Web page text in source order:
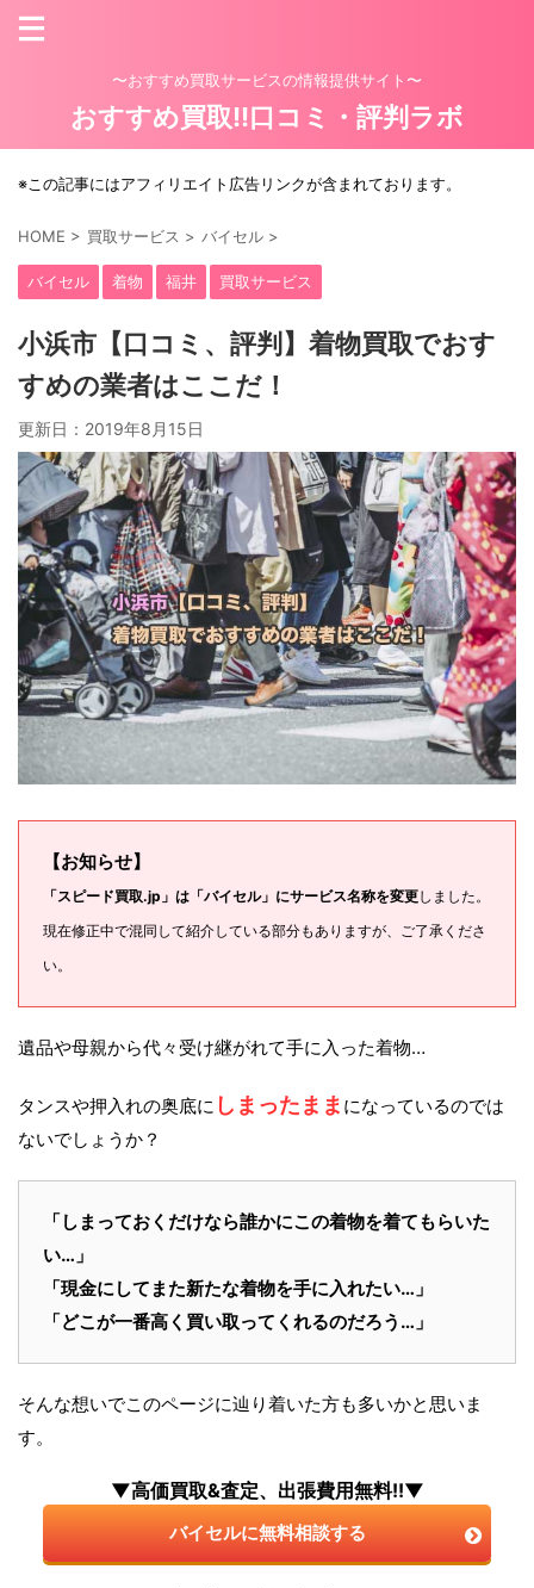
〜おすすめ買取サービスの情報提供サイト〜
おすすめ買取!!口コミ・評判ラボ
※この記事にはアフィリエイト広告リンクが含まれております。
HOME > 買取サービス > バイセル >
バイセル 着物 福井 買取サービス
小浜市【口コミ、評判】着物買取でおす
すめの業者はここだ！
更新日： 2019年8月15日
【お知らせ】
「スピード買取.jp」は「バイセル」にサービス名称を変更しました。
現在修正中で混同して紹介している部分もありますが、ご了承くださ
い。
遺品や母親から代々受け継がれて手に入った着物…
タンスや押入れの奥底に しまったまま になっているのでは
ないでしょうか？
「しまっておくだけなら誰かにこの着物を着てもらいた
い…」
「現金にしてまた新たな着物を手に入れたい…」
「どこが一番高く買い取ってくれるのだろう…」
そんな想いでこのページに辿り着いた方も多いかと思いま
す。
▼高価買取&査定、出張費用無料!!▼
バイセルに無料相談する